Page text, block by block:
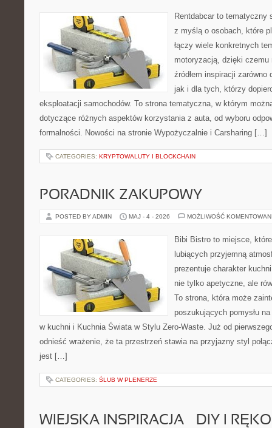
Rentdabcar to tematyczny
z myślą o osobach, które
łączy wiele konkretnych
motoryzacją, dzięki
źródłem inspiracji zarówno
jak i dla tych, którzy
eksploatacji samochodów. To strona tematyczna, w którym
dotyczące różnych aspektów korzystania z auta, od wyboru
formalności. Nowości na stronie Wypożyczalnie i Carsharing […]
CATEGORIES: KRYPTOWALUTY I BLOCKCHAIN
PORADNIK ZAKUPOWY
POSTED BY ADMIN MAJ - 4 - 2026 MOŻLIWOŚĆ
Bibi Bistro to miejsce,
lubiących przyjemną
prezentuje charakter
nie tylko apetyczne, ale
To strona, która może
poszukujących pomysłu
w kuchni i Kuchnia Świata w Stylu Zero-Waste. Już od
odnieść wrażenie, że ta przestrzeń stawia na przyjazny styl
jest […]
CATEGORIES: ŚLUB W PLENERZE
WIEJSKA INSPIRACJA – DIY I